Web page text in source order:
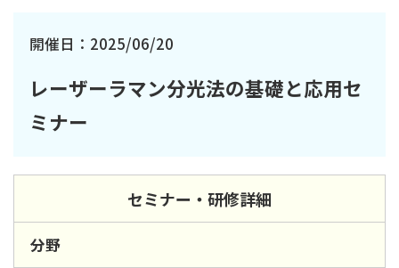
テクナビふくしまについて
開催日：2025/06/20
レーザーラマン分光法の基礎と応用セ
ミナー
セミナー・研修詳細
分野